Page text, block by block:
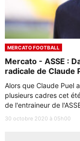
MERCATO FOOTBALL
Mercato - ASSE :
radicale de Claude
Alors que Claude Puel
plusieurs cadres cet
de l'entraineur de
30 octobre 2020 à 05h00